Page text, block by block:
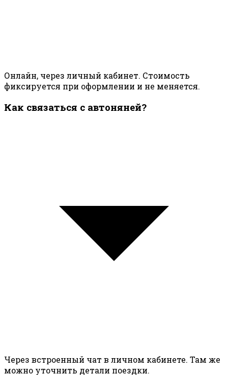
Онлайн, через личный кабинет. Стоимость
фиксируется при оформлении и не меняется.
Как связаться с автоняней?
Через встроенный чат в личном кабинете. Там же
можно уточнить детали поездки.